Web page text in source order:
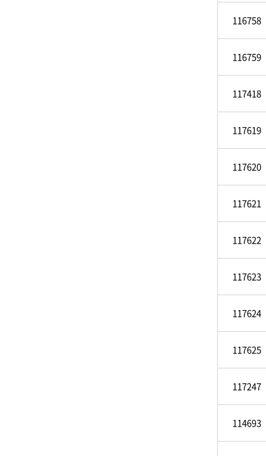
116758
116759
117418
117619
117620
117621
117622
117623
117624
117625
117247
114693